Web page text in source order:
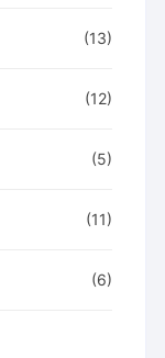
(13)
(12)
(5)
(11)
(6)